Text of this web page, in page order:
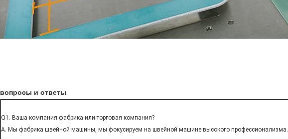
вопросы и ответы
Q1. Ваша компания фабрика или торговая компания?
A. Мы фабрика швейной машины, мы фокусируем на швейной машине высокого профессионализма.